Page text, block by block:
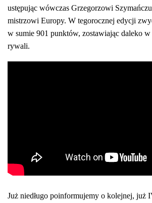
ustępując wówczas Grzegorzowi
mistrzowi Europy. W tegorocznej edycji
w sumie 901 punktów, zostawiając daleko
rywali.
Już niedługo poinformujemy o kolejnej, już